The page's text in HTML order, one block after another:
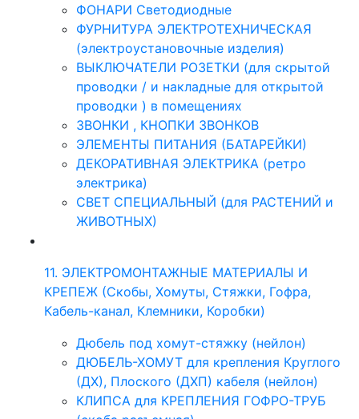
ФОНАРИ Светодиодные
ФУРНИТУРА ЭЛЕКТРОТЕХНИЧЕСКАЯ
(электроустановочные изделия)
ВЫКЛЮЧАТЕЛИ РОЗЕТКИ (для скрытой
проводки / и накладные для открытой
проводки ) в помещениях
ЗВОНКИ , КНОПКИ ЗВОНКОВ
ЭЛЕМЕНТЫ ПИТАНИЯ (БАТАРЕЙКИ)
ДЕКОРАТИВНАЯ ЭЛЕКТРИКА (ретро
электрика)
СВЕТ СПЕЦИАЛЬНЫЙ (для РАСТЕНИЙ и
ЖИВОТНЫХ)
11. ЭЛЕКТРОМОНТАЖНЫЕ МАТЕРИАЛЫ И
КРЕПЕЖ (Скобы, Хомуты, Стяжки, Гофра,
Кабель-канал, Клемники, Коробки)
Дюбель под хомут-стяжку (нейлон)
ДЮБЕЛЬ-ХОМУТ для крепления Круглого
(ДХ), Плоского (ДХП) кабеля (нейлон)
КЛИПСА для КРЕПЛЕНИЯ ГОФРО-ТРУБ